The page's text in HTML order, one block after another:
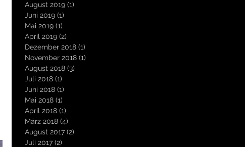
August 2019 (1)
Juni 2019 (1)
Mai 2019 (1)
April 2019 (2)
Dezember 2018 (1)
November 2018 (1)
August 2018 (3)
Juli 2018 (1)
Juni 2018 (1)
Mai 2018 (1)
April 2018 (1)
März 2018 (4)
August 2017 (2)
Juli 2017 (2)